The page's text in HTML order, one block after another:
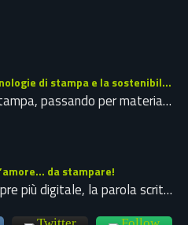
Come le nuove tecnologie di stampa e la sostenibilità stanno ridefinendo il futuro della tipografia
Dal design alla stampa, passando per materiali speciali e tecniche innovative: leggi la nostra guida completa per la tipografia del…
da stampare!
In un mondo sempre più digitale, la parola scritta su carta mantiene un fascino eterno, soprattutto quando si parla di…